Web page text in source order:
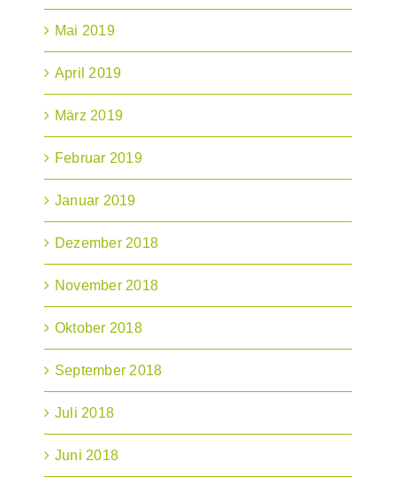
Mai 2019
April 2019
März 2019
Februar 2019
Januar 2019
Dezember 2018
November 2018
Oktober 2018
September 2018
Juli 2018
Juni 2018